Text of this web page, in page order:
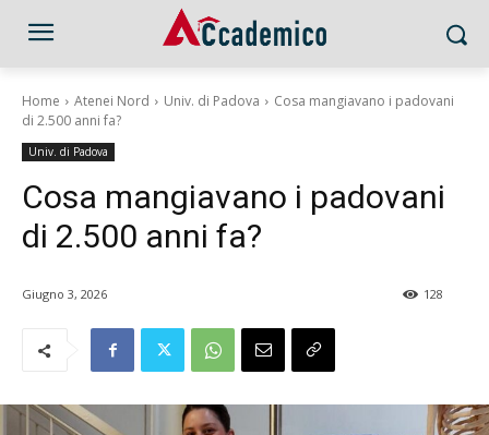
Home Atenei Nord Univ. di Padova
Cosa mangiavano i padovani
di 2.500 anni fa?
Univ. di Padova
Cosa mangiavano i padovani
di 2.500 anni fa?
Giugno 3, 2026 128